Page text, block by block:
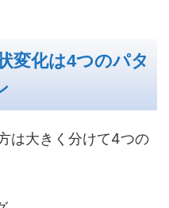
変化は4つのパタ
は大きく分けて4つの